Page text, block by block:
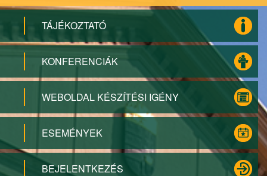
TÁJÉKOZTATÓ
KONFERENCIÁK
WEBOLDAL KÉSZÍTÉSI IGÉNY
ESEMÉNYEK
BEJELENTKEZÉS